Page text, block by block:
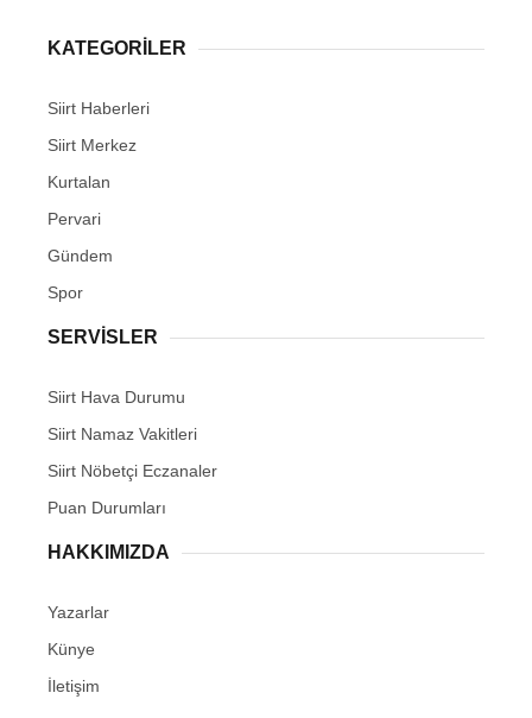
KATEGORİLER
Siirt Haberleri
Siirt Merkez
Kurtalan
Pervari
Gündem
Spor
SERVİSLER
Siirt Hava Durumu
Siirt Namaz Vakitleri
Siirt Nöbetçi Eczanaler
Puan Durumları
HAKKIMIZDA
Yazarlar
Künye
İletişim